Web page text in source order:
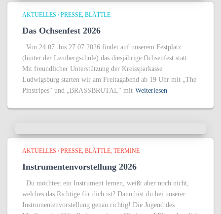
AKTUELLES / PRESSE BLÄTTLE
Das Ochsenfest 2026
Von 24.07. bis 27.07.2026 findet auf unserem Festplatz
(hinter der Lembergschule) das diesjährige Ochsenfest statt.
Mit freundlicher Unterstützung der Kreissparkasse
Ludwigsburg starten wir am Freitagabend ab 19 Uhr mit „The
Pinstripes“ und „BRASSBRUTAL“ mit Weiterlesen
AKTUELLES / PRESSE BLÄTTLE TERMINE
Instrumentenvorstellung 2026
Du möchtest ein Instrument lernen, weißt aber noch nicht,
welches das Richtige für dich ist? Dann bist du bei unserer
Instrumentenvorstellung genau richtig! Die Jugend des